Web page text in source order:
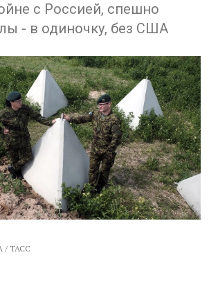
с Россией, спешно
- в одиночку, без США
/ ТАСС